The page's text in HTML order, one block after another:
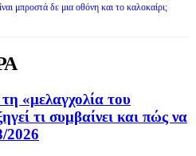
μπροστά δε μια οθόνη και το καλοκαίρι;
«μελαγχολία του
τι συμβαίνει και πώς να
2026